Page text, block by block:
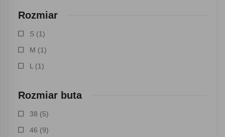
Rozmiar
S (1)
M (1)
L (1)
Rozmiar buta
38 (5)
46 (9)